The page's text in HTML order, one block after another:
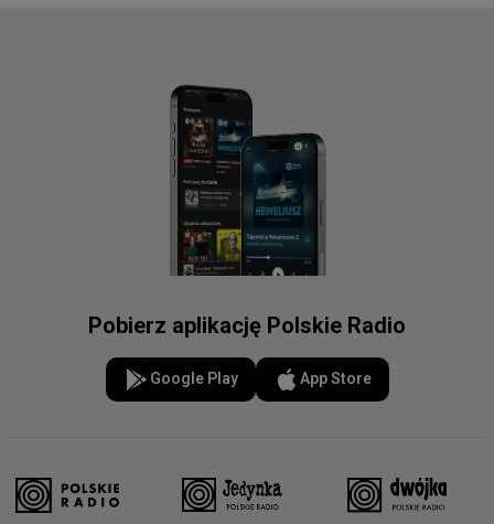
Pobierz aplikację Polskie Radio
Google Play App Store